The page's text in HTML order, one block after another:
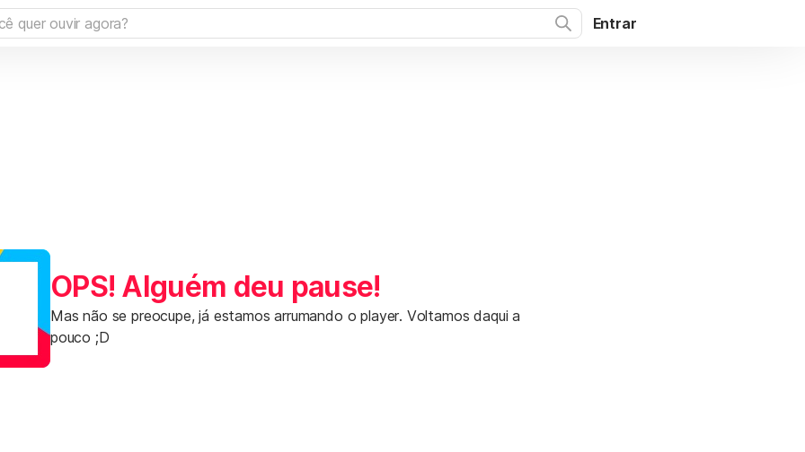
Entrar
OPS! Alguém deu pause!
Mas não se preocupe, já estamos arrumando o player. Voltamos daqui a
pouco ;D